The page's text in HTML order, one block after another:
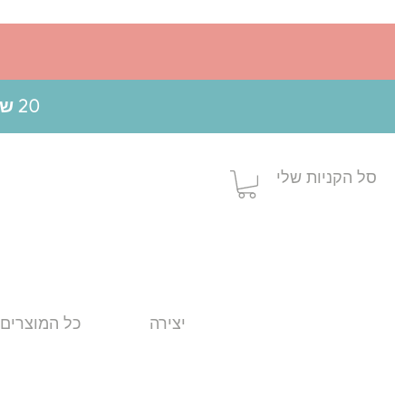
20 שקלים הנחה בקניה מעל 199 ש"ח בשימוש בקופון MOM20
סל הקניות שלי
יצירה כל המוצרים